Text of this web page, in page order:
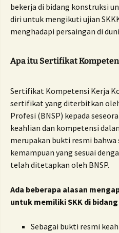
bekerja di bidang konstruksi
diri untuk mengikuti ujian
menghadapi persaingan di
Apa itu Sertifikat
Sertifikat Kompetensi Kerja
sertifikat yang diterbitkan
Profesi (BNSP) kepada
keahlian dan kompetensi
merupakan bukti resmi
kemampuan yang sesuai
telah ditetapkan oleh BNSP.
Ada beberapa alasan
untuk memiliki SKK di
Sebagai bukti resmi